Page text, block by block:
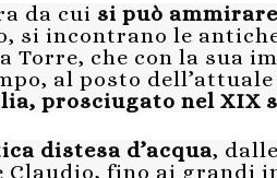
da cui si può
si incontrano le
Torre, che con la sua
al posto
prosciugato nel XIX
distesa d’acqua,
Claudio, fino ai grandi